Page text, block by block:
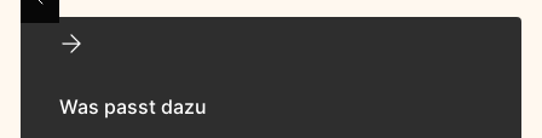
Was passt dazu